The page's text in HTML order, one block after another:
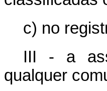
c) no
III - a
qualquer